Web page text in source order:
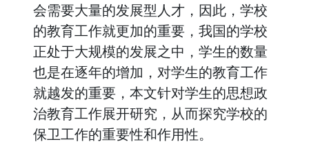
会需要大量的发展型人才，因此，学校
的教育工作就更加的重要，我国的学校
正处于大规模的发展之中，学生的数量
也是在逐年的增加，对学生的教育工作
就越发的重要，本文针对学生的思想政
治教育工作展开研究，从而探究学校的
保卫工作的重要性和作用性。